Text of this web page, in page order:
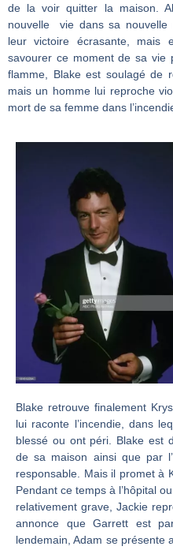
de la voir quitter la maison.
nouvelle vie dans sa
leur victoire écrasante, mais
savourer ce moment de sa vie
flamme, Blake est soulagé de
mais un homme lui reproche
mort de sa femme dans
Blake retrouve finalement
lui raconte l’incendie, dans
blessé ou ont péri. Blake est
de sa maison ainsi que par
responsable. Mais il promet à
Pendant ce temps à l’hôpital
relativement grave, Jackie
annonce que Garrett est
lendemain, Adam se présente